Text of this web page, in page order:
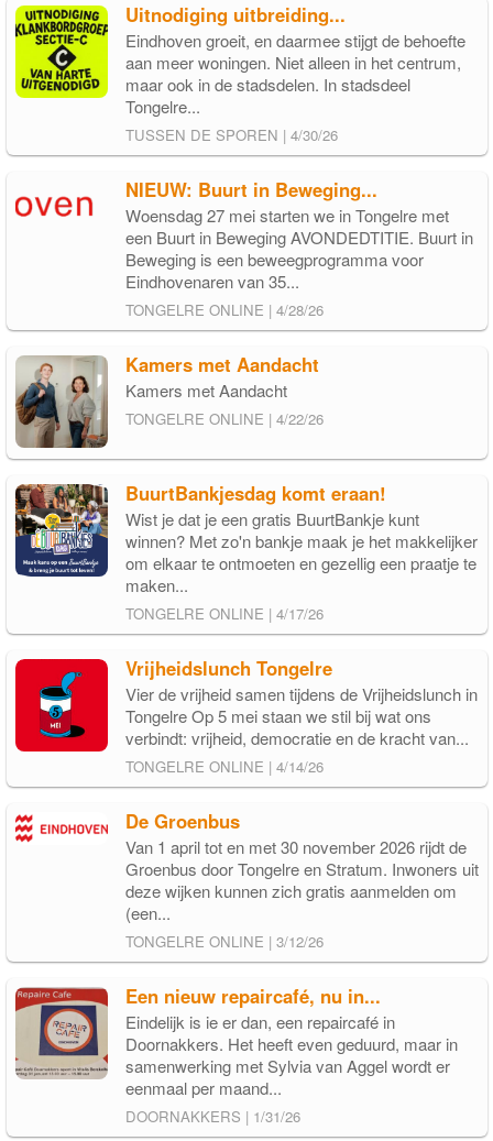
Uitnodiging uitbreiding...
Eindhoven groeit, en daarmee stijgt de behoefte
aan meer woningen. Niet alleen in het centrum,
maar ook in de stadsdelen. In stadsdeel
Tongelre...
TUSSEN DE SPOREN | 4/30/26
NIEUW: Buurt in Beweging...
Woensdag 27 mei starten we in Tongelre met
een Buurt in Beweging AVONDEDTITIE. Buurt in
Beweging is een beweegprogramma voor
Eindhovenaren van 35...
TONGELRE ONLINE | 4/28/26
Kamers met Aandacht
Kamers met Aandacht
TONGELRE ONLINE | 4/22/26
BuurtBankjesdag komt eraan!
Wist je dat je een gratis BuurtBankje kunt
winnen? Met zo'n bankje maak je het makkelijker
om elkaar te ontmoeten en gezellig een praatje te
maken...
TONGELRE ONLINE | 4/17/26
Vrijheidslunch Tongelre
Vier de vrijheid samen tijdens de Vrijheidslunch in
Tongelre Op 5 mei staan we stil bij wat ons
verbindt: vrijheid, democratie en de kracht van...
TONGELRE ONLINE | 4/14/26
De Groenbus
Van 1 april tot en met 30 november 2026 rijdt de
Groenbus door Tongelre en Stratum. Inwoners uit
deze wijken kunnen zich gratis aanmelden om
(een...
TONGELRE ONLINE | 3/12/26
Een nieuw repaircafé, nu in...
Eindelijk is ie er dan, een repaircafé in
Doornakkers. Het heeft even geduurd, maar in
samenwerking met Sylvia van Aggel wordt er
eenmaal per maand...
DOORNAKKERS | 1/31/26